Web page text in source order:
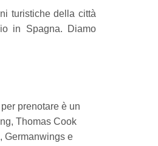
turistiche della città
in Spagna. Diamo
prenotare è un
Thomas Cook
Germanwings e